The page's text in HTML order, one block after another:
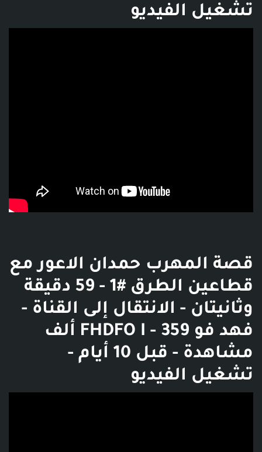
تشغيل الفيديو
قصة المهرب حمدان الاعور مع
قطاعين الطرق #1 - 59 دقيقة
وثانيتان - الانتقال إلى القناة -
فهد فو FHDFO I - 359 ألف
مشاهدة - قبل 10 أيام -
تشغيل الفيديو